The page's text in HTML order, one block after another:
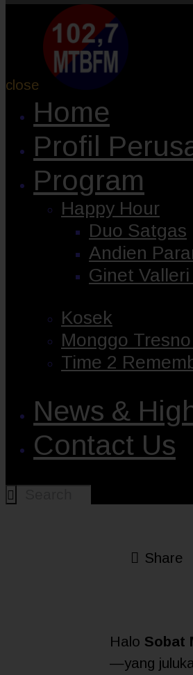
close
Home
Profil
Program
Happy Hour
Duo Satgas
Andien
Ginet
Kosek
Monggo
Time 2
News &
Contact Us
Share
Halo Sobat
—yang